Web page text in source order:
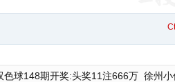
色球148期开奖:头奖11注666万 徐州